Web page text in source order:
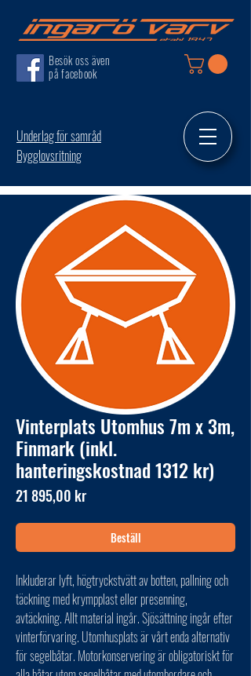
Besök oss även
på facebook
Underlag för samråd
Bygglovsritning
Vinterplats Utomhus 7m x 3m,
Finmark (inkl.
hanteringskostnad 1312 kr)
21 895,00 krPris
Beställ
Inkluderar lyft, högtryckstvätt av botten, pallning och
täckning med krympplast eller presenning,
avtäckning. Allt material ingår. Sjösättning ingår efter
vinterförvaring. Utomhusplats är vårt enda alternativ
för segelbåtar. Motorkonservering är obligatoriskt för